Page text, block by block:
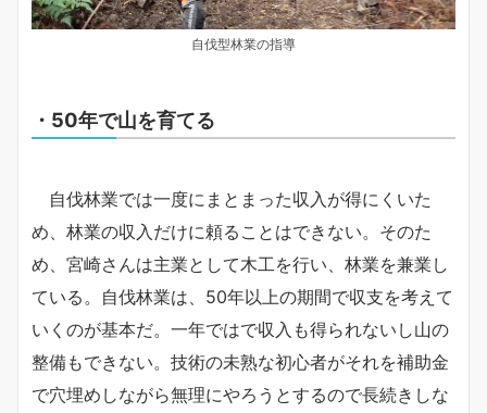
自伐型林業の指導
・50年で山を育てる
自伐林業では一度にまとまった収入が得にくいた
め、林業の収入だけに頼ることはできない。そのた
め、宮崎さんは主業として木工を行い、林業を兼業し
ている。自伐林業は、50年以上の期間で収支を考えて
いくのが基本だ。一年ではで収入も得られないし山の
整備もできない。技術の未熟な初心者がそれを補助金
で穴埋めしながら無理にやろうとするので長続きしな